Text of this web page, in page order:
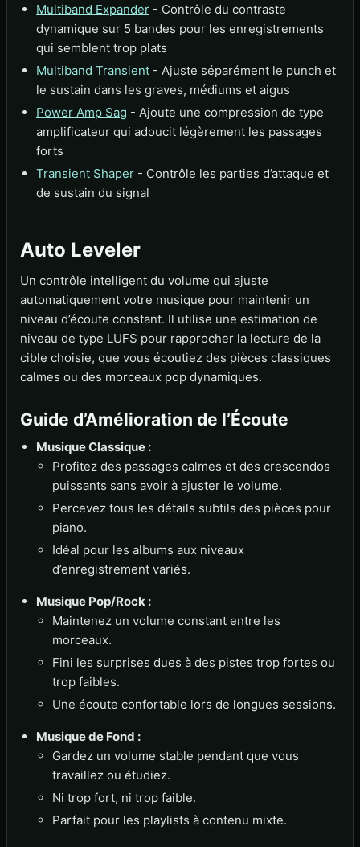
Multiband Expander - Contrôle du contraste
dynamique sur 5 bandes pour les enregistrements
qui semblent trop plats
Multiband Transient - Ajuste séparément le punch et
le sustain dans les graves, médiums et aigus
Power Amp Sag - Ajoute une compression de type
amplificateur qui adoucit légèrement les passages
forts
Transient Shaper - Contrôle les parties d’attaque et
de sustain du signal
Auto Leveler
Un contrôle intelligent du volume qui ajuste
automatiquement votre musique pour maintenir un
niveau d’écoute constant. Il utilise une estimation de
niveau de type LUFS pour rapprocher la lecture de la
cible choisie, que vous écoutiez des pièces classiques
calmes ou des morceaux pop dynamiques.
Guide d’Amélioration de l’Écoute
Musique Classique :
Profitez des passages calmes et des crescendos
puissants sans avoir à ajuster le volume.
Percevez tous les détails subtils des pièces pour
piano.
Idéal pour les albums aux niveaux
d’enregistrement variés.
Musique Pop/Rock :
Maintenez un volume constant entre les
morceaux.
Fini les surprises dues à des pistes trop fortes ou
trop faibles.
Une écoute confortable lors de longues sessions.
Musique de Fond :
Gardez un volume stable pendant que vous
travaillez ou étudiez.
Ni trop fort, ni trop faible.
Parfait pour les playlists à contenu mixte.